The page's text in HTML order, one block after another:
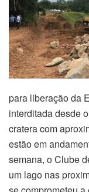
para liberação da
interditada desde
cratera com
estão em
semana, o Clube
um lago nas